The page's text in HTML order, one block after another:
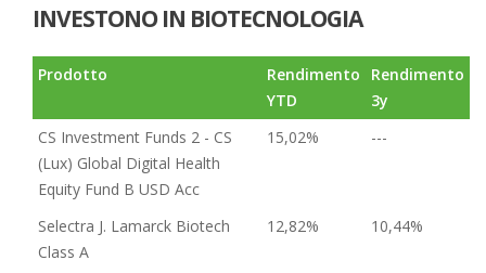
INVESTONO IN BIOTECNOLOGIA
Prodotto
Rendimento
YTD
Rendimento
3y
CS Investment Funds 2 - CS
(Lux) Global Digital Health
Equity Fund B USD Acc
15,02% ---
Selectra J. Lamarck Biotech
Class A
12,82% 10,44%